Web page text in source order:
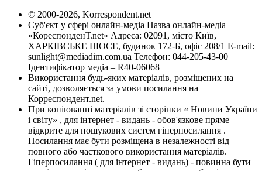
© 2000-2026, Korrespondent.net
Суб'єкт у сфері онлайн-медіа Назва онлайн-медіа –
«КореспонденТ.net» Адреса: 02091, місто Київ,
ХАРКІВСЬКЕ ШОСЕ, будинок 172-Б, офіс 208/1 E-mail:
sunlight@mediadim.com.ua Телефон: 044-205-43-00
Ідентифікатор медіа – R40-06068
Використання будь-яких матеріалів, розміщених на
сайті, дозволяється за умови посилання на
Корреспондент.net.
При копіюванні матеріалів зі сторінки « Новини України
і світу» , для інтернет - видань - обов'язкове пряме
відкрите для пошукових систем гіперпосилання .
Посилання має бути розміщена в незалежності від
повного або часткового використання матеріалів.
Гіперпосилання ( для інтернет - видань) - повинна бути